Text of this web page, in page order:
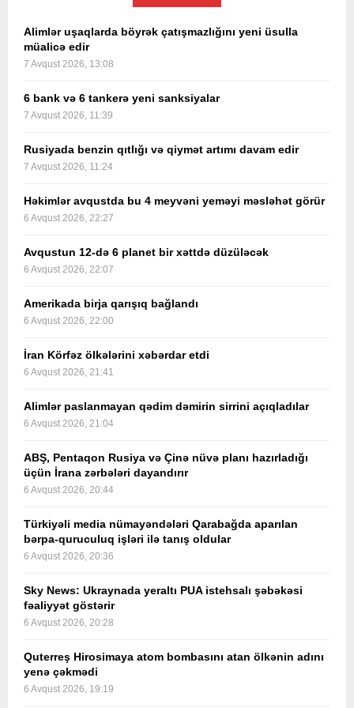
Alimlər uşaqlarda böyrək çatışmazlığını yeni üsulla
müalicə edir
7 Avqust 2026, 13:08
6 bank və 6 tankerə yeni sanksiyalar
7 Avqust 2026, 11:39
Rusiyada benzin qıtlığı və qiymət artımı davam edir
7 Avqust 2026, 11:24
Həkimlər avqustda bu 4 meyvəni yeməyi məsləhət görür
6 Avqust 2026, 22:27
Avqustun 12-də 6 planet bir xəttdə düzüləcək
6 Avqust 2026, 22:07
Amerikada birja qarışıq bağlandı
6 Avqust 2026, 22:00
İran Körfəz ölkələrini xəbərdar etdi
6 Avqust 2026, 21:41
Alimlər paslanmayan qədim dəmirin sirrini açıqladılar
6 Avqust 2026, 21:04
ABŞ, Pentaqon Rusiya və Çinə nüvə planı hazırladığı
üçün İrana zərbələri dayandırır
6 Avqust 2026, 20:44
Türkiyəli media nümayəndələri Qarabağda aparılan
bərpa-quruculuq işləri ilə tanış oldular
6 Avqust 2026, 20:36
Sky News: Ukraynada yeraltı PUA istehsalı şəbəkəsi
fəaliyyət göstərir
6 Avqust 2026, 20:28
Quterreş Hirosimaya atom bombasını atan ölkənin adını
yenə çəkmədi
6 Avqust 2026, 19:19